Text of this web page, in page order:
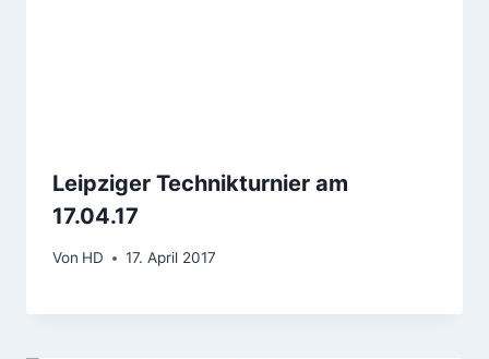
Leipziger Technikturnier am
17.04.17
Von HD 17. April 2017